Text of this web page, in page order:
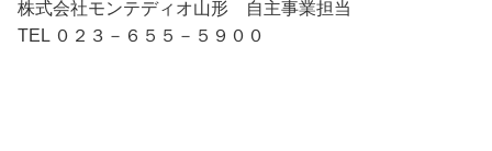
株式会社モンテディオ山形 自主事業担当
TEL ０２３－６５５－５９００